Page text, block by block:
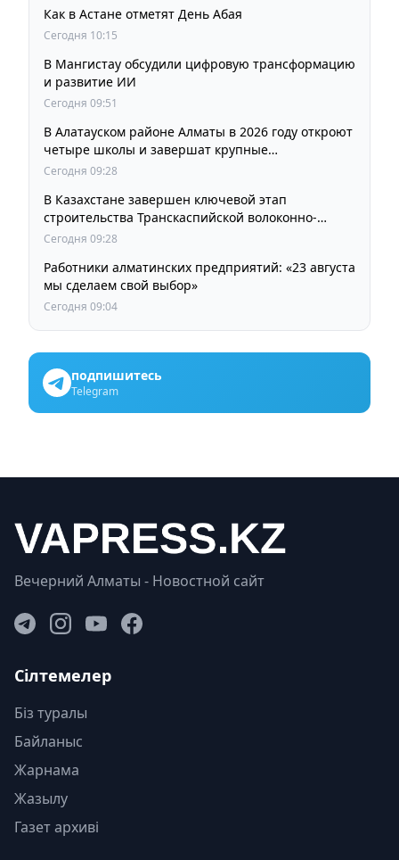
Как в Астане отметят День Абая
Сегодня 10:15
В Мангистау обсудили цифровую трансформацию
и развитие ИИ
Сегодня 09:51
В Алатауском районе Алматы в 2026 году откроют
четыре школы и завершат крупные
инфраструктурные проекты
Сегодня 09:28
В Казахстане завершен ключевой этап
строительства Транскаспийской волоконно-
оптической линии связи
Сегодня 09:28
Работники алматинских предприятий: «23 августа
мы сделаем свой выбор»
Сегодня 09:04
подпишитесь
Telegram
Вечерний Алматы - Новостной сайт
Сілтемелер
Біз туралы
Байланыс
Жарнама
Жазылу
Газет архиві